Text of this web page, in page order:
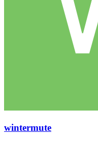
wintermute